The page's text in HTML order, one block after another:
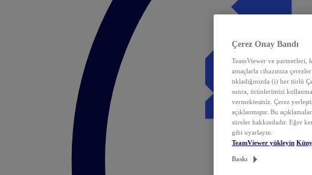
Çerez Onay Bandı
TeamViewer ve partnerleri,
amaçlarla cihazınıza
tıkladığınızda (i) her türlü
sonra, ürünlerimizi
vermektesiniz. Çerez
açıklanmıştır. Bu
süreler hakkındadır. Eğer
gibi uyarlayın.
TeamViewer yükleyin
Baskı